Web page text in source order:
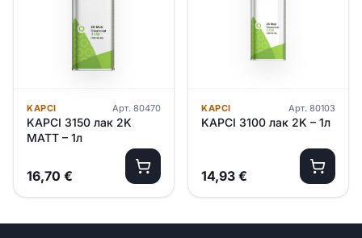
KAPCI Арт. 80470
KAPCI 3150 лак 2K
MATT – 1л
16,70 €
KAPCI Арт. 80103
KAPCI 3100 лак 2K – 1л
14,93 €